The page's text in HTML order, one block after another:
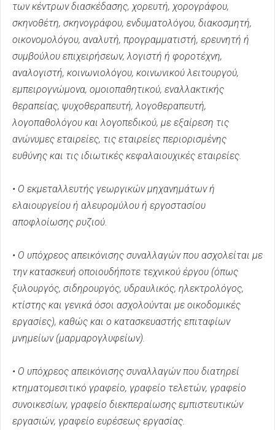
των κέντρων διασκέδασης, χορευτή, χορογράφου,
σκηνοθέτη, σκηνογράφου, ενδυματολόγου, διακοσμητή,
οικονομολόγου, αναλυτή, προγραμματιστή, ερευνητή ή
συμβούλου επιχειρήσεων, λογιστή ή φοροτέχνη,
αναλογιστή, κοινωνιολόγου, κοινωνικού λειτουργού,
εμπειρογνώμονα, ομοιοπαθητικού, εναλλακτικής
θεραπείας, ψυχοθεραπευτή, λογοθεραπευτή,
λογοπαθολόγου και λογοπεδικού, με εξαίρεση τις
ανώνυμες εταιρείες, τις εταιρείες περιορισμένης
ευθύνης και τις ιδιωτικές κεφαλαιουχικές εταιρείες.
• Ο εκμεταλλευτής γεωργικών μηχανημάτων ή
ελαιουργείου ή αλευρομύλου ή εργοστασίου
αποφλοίωσης ρυζιού.
• Ο υπόχρεος απεικόνισης συναλλαγών που ασχολείται με
την κατασκευή οποιουδήποτε τεχνικού έργου (όπως
ξυλουργός, σιδηρουργός, υδραυλικός, ηλεκτρολόγος,
κτίστης και γενικά όσοι ασχολούνται με οικοδομικές
εργασίες), καθώς και ο κατασκευαστής επιταφίων
μνημείων (μαρμαρογλυφείων).
• Ο υπόχρεος απεικόνισης συναλλαγών που διατηρεί
κτηματομεσιτικό γραφείο, γραφείο τελετών, γραφείο
συνοικεσίων, γραφείο διεκπεραίωσης εμπιστευτικών
εργασιών, γραφείο ευρέσεως εργασίας.